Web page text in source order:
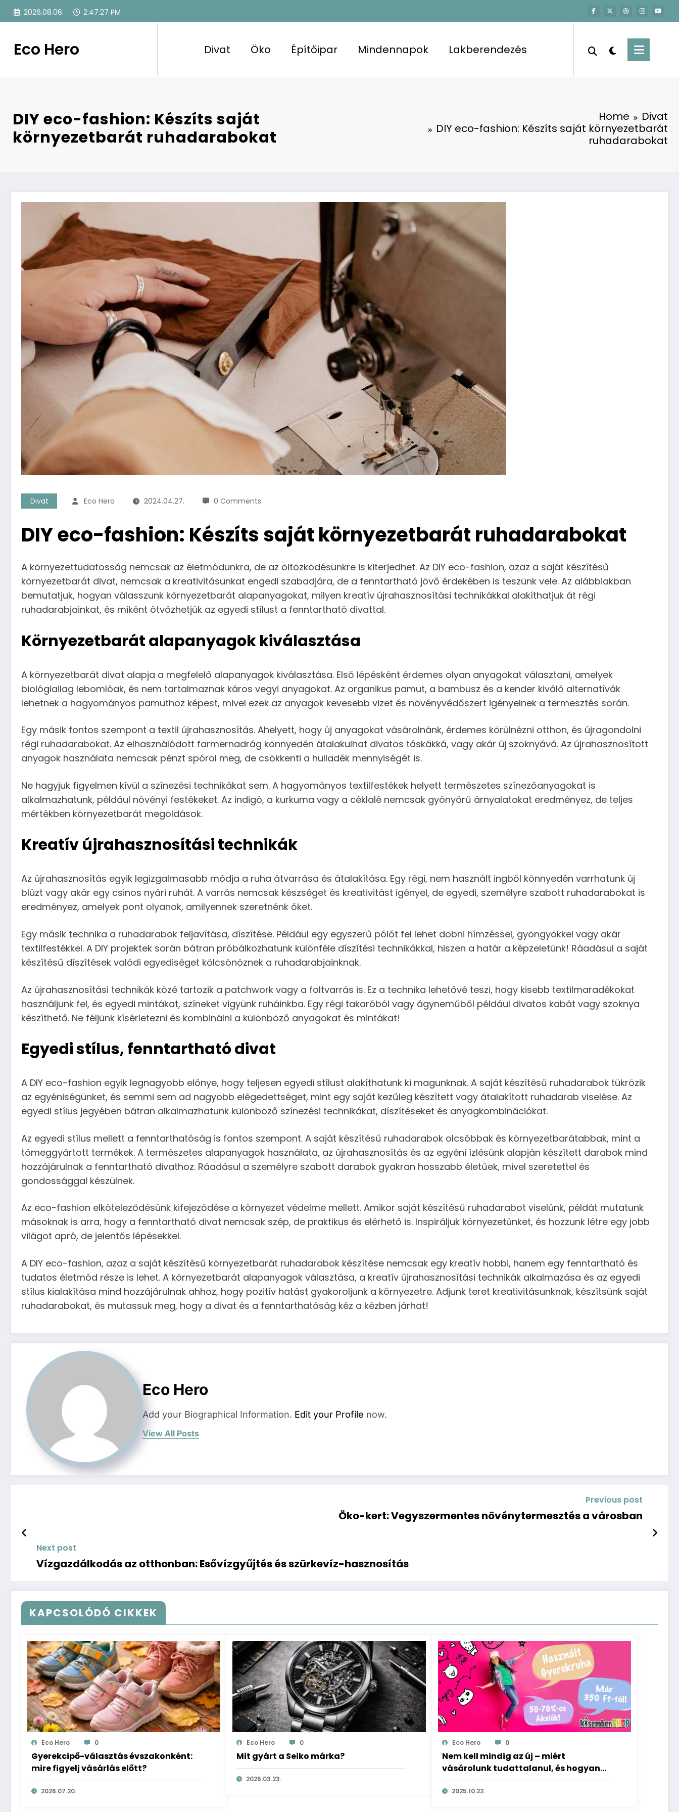
Skip
2026.08.06. 2:47:28 PM
Eco Hero Divat Öko Építőipar Mindennapok Lakberendezés
DIY eco-fashion: Készíts saját
környezetbarát ruhadarabokat
Home
Divat
DIY eco-fashion: Készíts saját környezetbarát
ruhadarabokat
Divat Eco Hero 2024.04.27. 0 Comments
DIY eco-fashion: Készíts saját környezetbarát ruhadarabokat
A környezettudatosság nemcsak az életmódunkra, de az öltözködésünkre is kiterjedhet. Az DIY eco-fashion, azaz a saját készítésű
környezetbarát divat, nemcsak a kreativitásunkat engedi szabadjára, de a fenntartható jövő érdekében is teszünk vele. Az alábbiakban
bemutatjuk, hogyan válasszunk környezetbarát alapanyagokat, milyen kreatív újrahasznosítási technikákkal alakíthatjuk át régi
ruhadarabjainkat, és miként ötvözhetjük az egyedi stílust a fenntartható divattal.
Környezetbarát alapanyagok kiválasztása
A környezetbarát divat alapja a megfelelő alapanyagok kiválasztása. Első lépésként érdemes olyan anyagokat választani, amelyek
biológiailag lebomlóak, és nem tartalmaznak káros vegyi anyagokat. Az organikus pamut, a bambusz és a kender kiváló alternatívák
lehetnek a hagyományos pamuthoz képest, mivel ezek az anyagok kevesebb vizet és növényvédőszert igényelnek a termesztés során.
Egy másik fontos szempont a textil újrahasznosítás. Ahelyett, hogy új anyagokat vásárolnánk, érdemes körülnézni otthon, és újragondolni
régi ruhadarabokat. Az elhasználódott farmernadrág könnyedén átalakulhat divatos táskákká, vagy akár új szoknyává. Az újrahasznosított
anyagok használata nemcsak pénzt spórol meg, de csökkenti a hulladék mennyiségét is.
Ne hagyjuk figyelmen kívül a színezési technikákat sem. A hagyományos textilfestékek helyett természetes színezőanyagokat is
alkalmazhatunk, például növényi festékeket. Az indigó, a kurkuma vagy a céklalé nemcsak gyönyörű árnyalatokat eredményez, de teljes
mértékben környezetbarát megoldások.
Kreatív újrahasznosítási technikák
Az újrahasznosítás egyik legizgalmasabb módja a ruha átvarrása és átalakítása. Egy régi, nem használt ingből könnyedén varrhatunk új
blúzt vagy akár egy csinos nyári ruhát. A varrás nemcsak készséget és kreativitást igényel, de egyedi, személyre szabott ruhadarabokat is
eredményez, amelyek pont olyanok, amilyennek szeretnénk őket.
Egy másik technika a ruhadarabok feljavítása, díszítése. Például egy egyszerű pólót fel lehet dobni hímzéssel, gyöngyökkel vagy akár
textilfestékkel. A DIY projektek során bátran próbálkozhatunk különféle díszítési technikákkal, hiszen a határ a képzeletünk! Ráadásul a saját
készítésű díszítések valódi egyediséget kölcsönöznek a ruhadarabjainknak.
Az újrahasznosítási technikák közé tartozik a patchwork vagy a foltvarrás is. Ez a technika lehetővé teszi, hogy kisebb textilmaradékokat
használjunk fel, és egyedi mintákat, színeket vigyünk ruháinkba. Egy régi takaróból vagy ágyneműből például divatos kabát vagy szoknya
készíthető. Ne féljünk kísérletezni és kombinálni a különböző anyagokat és mintákat!
Egyedi stílus, fenntartható divat
A DIY eco-fashion egyik legnagyobb előnye, hogy teljesen egyedi stílust alakíthatunk ki magunknak. A saját készítésű ruhadarabok tükrözik
az egyéniségünket, és semmi sem ad nagyobb elégedettséget, mint egy saját kezűleg készített vagy átalakított ruhadarab viselése. Az
egyedi stílus jegyében bátran alkalmazhatunk különböző színezési technikákat, díszítéseket és anyagkombinációkat.
Az egyedi stílus mellett a fenntarthatóság is fontos szempont. A saját készítésű ruhadarabok olcsóbbak és környezetbarátabbak, mint a
tömeggyártott termékek. A természetes alapanyagok használata, az újrahasznosítás és az egyéni ízlésünk alapján készített darabok mind
hozzájárulnak a fenntartható divathoz. Ráadásul a személyre szabott darabok gyakran hosszabb életűek, mivel szeretettel és
gondossággal készülnek.
Az eco-fashion elköteleződésünk kifejeződése a környezet védelme mellett. Amikor saját készítésű ruhadarabot viselünk, példát mutatunk
másoknak is arra, hogy a fenntartható divat nemcsak szép, de praktikus és elérhető is. Inspiráljuk környezetünket, és hozzunk létre egy jobb
világot apró, de jelentős lépésekkel.
A DIY eco-fashion, azaz a saját készítésű környezetbarát ruhadarabok készítése nemcsak egy kreatív hobbi, hanem egy fenntartható és
tudatos életmód része is lehet. A környezetbarát alapanyagok választása, a kreatív újrahasznosítási technikák alkalmazása és az egyedi
stílus kialakítása mind hozzájárulnak ahhoz, hogy pozitív hatást gyakoroljunk a környezetre. Adjunk teret kreativitásunknak, készítsünk saját
ruhadarabokat, és mutassuk meg, hogy a divat és a fenntarthatóság kéz a kézben járhat!
Eco Hero
Add your Biographical Information. Edit your Profile now.
View All Posts
Previous post
Öko-kert: Vegyszermentes növénytermesztés a városban
Next post
Vízgazdálkodás az otthonban: Esővízgyűjtés és szürkevíz-hasznosítás
KAPCSOLÓDÓ CIKKEK
Eco Hero 0
Gyerekcipő-választás évszakonként:
mire figyelj vásárlás előtt?
2026.07.20.
Eco Hero 0
Mit gyárt a Seiko márka?
2026.03.23.
Eco Hero 0
Nem kell mindig az új – miért
vásárolunk tudattalanul, és hogyan
tehetünk másként?
2025.10.22.